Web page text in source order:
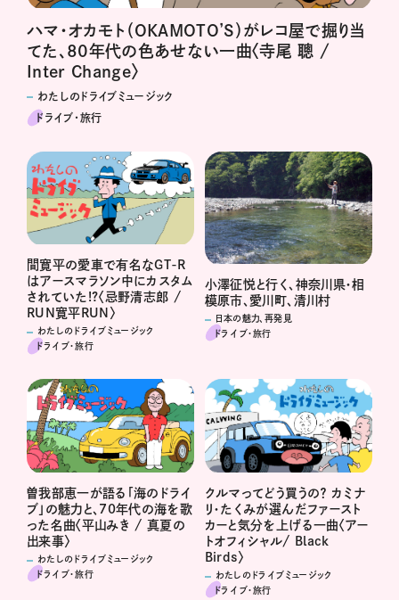
ハマ･オカモト（OKAMOTO’S）がレコ屋で掘り当
てた、80年代の色あせない一曲〈寺尾 聰 /
Inter Change〉
わたしのドライブミュージック
ドライブ･旅行
間寛平の愛車で有名なGT-R
はアースマラソン中にカスタム
されていた!?〈忌野清志郎 /
RUN寛平RUN〉
わたしのドライブミュージック
ドライブ･旅行
小澤征悦と行く、神奈川県・相
模原市、愛川町、清川村
日本の魅力、再発見
ドライブ･旅行
曽我部恵一が語る「海のドライ
ブ」の魅力と、70年代の海を歌
った名曲〈平山みき / 真夏の
出来事〉
わたしのドライブミュージック
ドライブ･旅行
クルマってどう買うの？ カミナ
リ・たくみが選んだファースト
カーと気分を上げる一曲〈アー
トオフィシャル/ Black
Birds〉
わたしのドライブミュージック
ドライブ･旅行